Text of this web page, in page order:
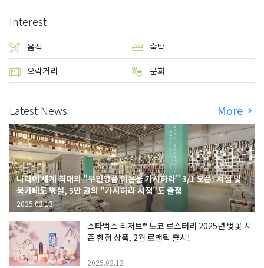
Interest
음식 숙박
오락거리 문화
Latest News More
나라에 세계 최대의 "무인양품 이온몰 가시하라" 3/1 오픈! 서점 및
북카페도 병설, 5만 권의 "가시하라 서점"도 출점
2025.02.13
스타벅스 리저브® 도쿄 로스터리 2025년 벚꽃 시
즌 한정 상품, 2월 로맨틱 출시!
2025.02.12